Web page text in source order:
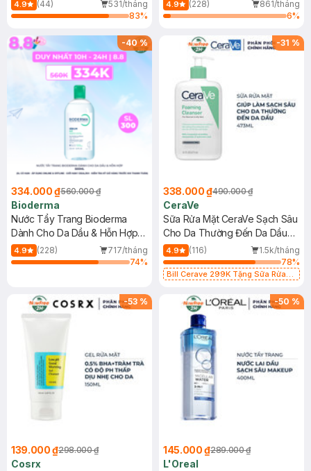
4.9 (44)
531/tháng
83%
4.9 (228)
861/tháng
6%
-40%
334.000 ₫560.000 ₫
Bioderma
Nước Tẩy Trang Bioderma
Dành Cho Da Dầu & Hỗn Hợp
500ml
4.9 (228)
717/tháng
74%
-31 %
338.000 ₫490.000 ₫
CeraVe
Sữa Rửa Mặt CeraVe Sạch Sâu
Cho Da Thường Đến Da Dầu
473ml
4.9 (116)
1.5k/tháng
78%
Bill Cerave 299K Tặng Sữa Rửa
-53 %
139.000 ₫298.000 ₫
Cosrx
-50 %
145.000 ₫289.000 ₫
L'Oreal